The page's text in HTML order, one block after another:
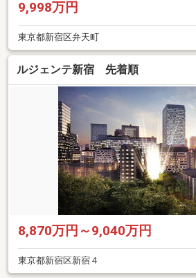
9,998万円
東京都新宿区弁天町
ルジェンテ新宿 先着順
8,870万円～9,040万円
東京都新宿区新宿４